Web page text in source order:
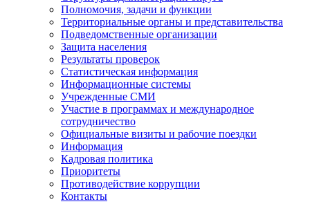
Полномочия, задачи и функции
Территориальные органы и представительства
Подведомственные организации
Защита населения
Результаты проверок
Статистическая информация
Информационные системы
Учрежденные СМИ
Участие в программах и международное
сотрудничество
Официальные визиты и рабочие поездки
Информация
Кадровая политика
Приоритеты
Противодействие коррупции
Контакты